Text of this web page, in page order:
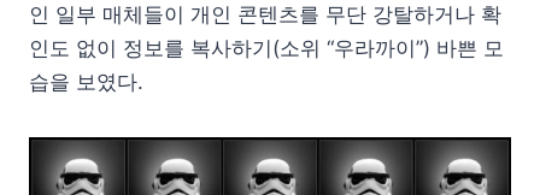
인 일부 매체들이 개인 콘텐츠를 무단 강탈하거나 확
인도 없이 정보를 복사하기(소위 “우라까이”) 바쁜 모
습을 보였다.